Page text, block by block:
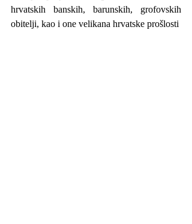
hrvatskih banskih, barunskih, grofovskih
obitelji, kao i one velikana hrvatske prošlosti